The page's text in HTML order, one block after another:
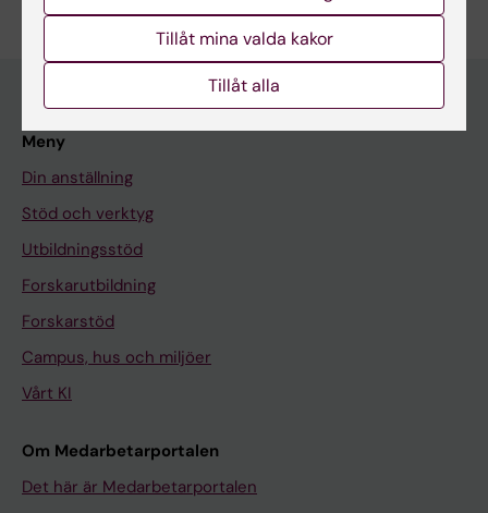
Meny
Din anställning
Stöd och verktyg
Utbildningsstöd
Forskarutbildning
Forskarstöd
Campus, hus och miljöer
Vårt KI
Om Medarbetarportalen
Det här är Medarbetarportalen
Tillåt mina valda kakor
Tillåt alla